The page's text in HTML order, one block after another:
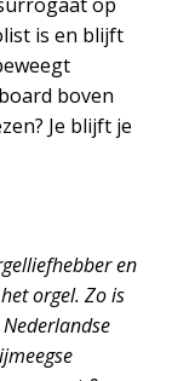
is en blijft
boven
Je blijft je
en
orgel. Zo is